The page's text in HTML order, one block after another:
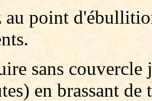
au point
sans
en brassant de